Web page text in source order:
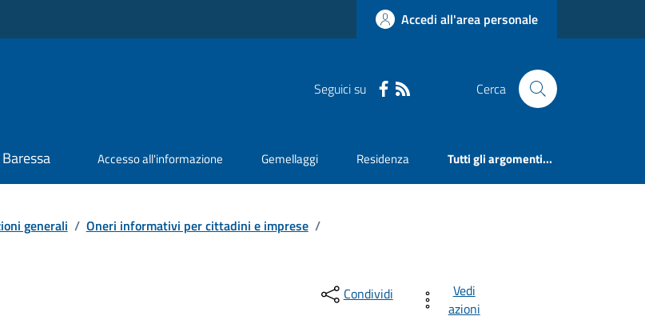
Accedi all'area personale
Seguici su Cerca
Accesso all'informazione Gemellaggi Residenza Tutti gli argomenti...
generali / Oneri informativi per cittadini e imprese /
Condividi
Vedi
azioni